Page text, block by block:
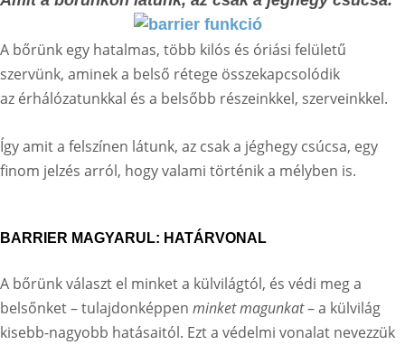
A bőrünk egy hatalmas, több kilós és óriási felületű
szervünk, aminek a belső rétege összekapcsolódik
az érhálózatunkkal és a belsőbb részeinkkel, szerveinkkel.
Így amit a felszínen látunk, az csak a jéghegy csúcsa, egy
finom jelzés arról, hogy valami történik a mélyben is.
BARRIER MAGYARUL: HATÁRVONAL
A bőrünk választ el minket a külvilágtól, és védi meg a
belsőnket– tulajdonképpen minket magunkat– a külvilág
kisebb-nagyobb hatásaitól. Ezt a védelmi vonalat nevezzük